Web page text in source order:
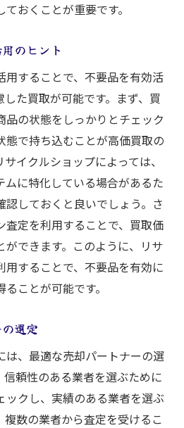
おくことが重要です。
のヒント
用することで、不要品を有効活
た買取が可能です。まず、買
の状態をしっかりとチェック
態で持ち込むことが高価買取の
イクルショップによっては、
ムに特化している場合があるた
認しておくと良いでしょう。さ
査定を利用することで、買取価
できます。このように、リサ
用することで、不要品を有効に
ことが可能です。
選定
は、最適な売却パートナーの選
頼性のある業者を選ぶために
ックし、実績のある業者を選ぶ
複数の業者から査定を受けるこ